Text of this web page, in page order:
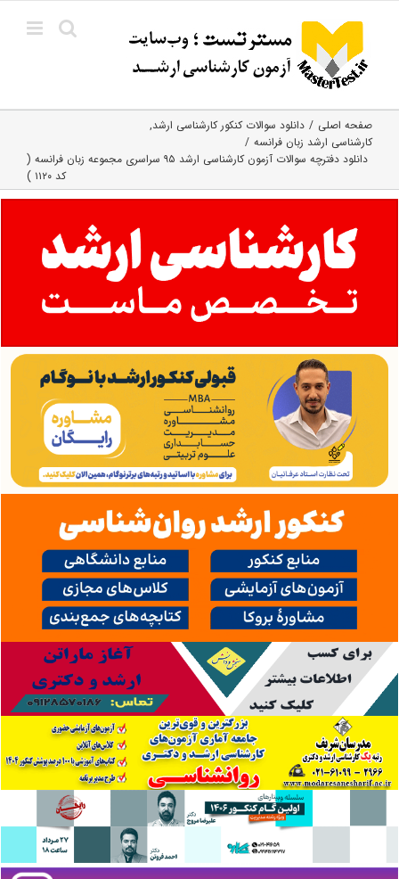
content
صفحه اصلی
دانلود سوالات کنکور کارشناسی ارشد
کارشناسی ارشد زبان فرانسه
دانلود دفترچه سوالات آزمون کارشناسی ارشد ۹۵ سراسری مجموعه زبان فرانسه (
کد ۱۱۲۰ )